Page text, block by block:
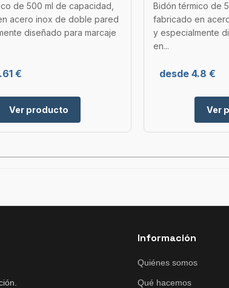
de 500 ml de capacidad,
acero inox de doble pared
diseñado para marcaje
€
Ver producto
Bidón térmico de
fabricado en
y especialmente
en...
desde 4.8 €
Ver
Información
Quiénes somos
Qué hacemos